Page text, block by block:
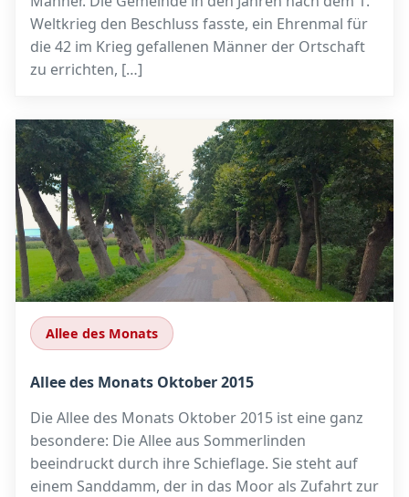
Weltkrieg den Beschluss fasste, ein Ehrenmal für
die 42 im Krieg gefallenen Männer der Ortschaft
zu errichten, […]
Allee des Monats
Allee des Monats Oktober 2015
Die Allee des Monats Oktober 2015 ist eine ganz
besondere: Die Allee aus Sommerlinden
beeindruckt durch ihre Schieflage. Sie steht auf
einem Sanddamm, der in das Moor als Zufahrt zur